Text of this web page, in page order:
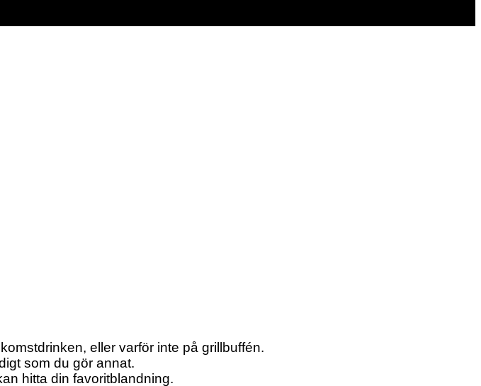
eller varför inte på grillbuffén.
som du gör annat.
hitta din favoritblandning.